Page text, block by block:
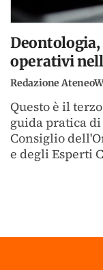
operativi
Redazione
Questo è il
guida pratica
Consiglio
e degli Esperti